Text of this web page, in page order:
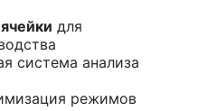
для
система анализа
режимов